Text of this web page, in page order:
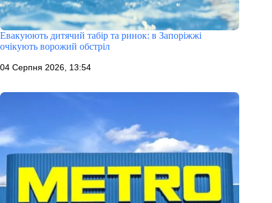
Евакуюють дитячий табір та ринок: в Запоріжжі
очікують ворожий обстріл
04 Серпня 2026, 13:54